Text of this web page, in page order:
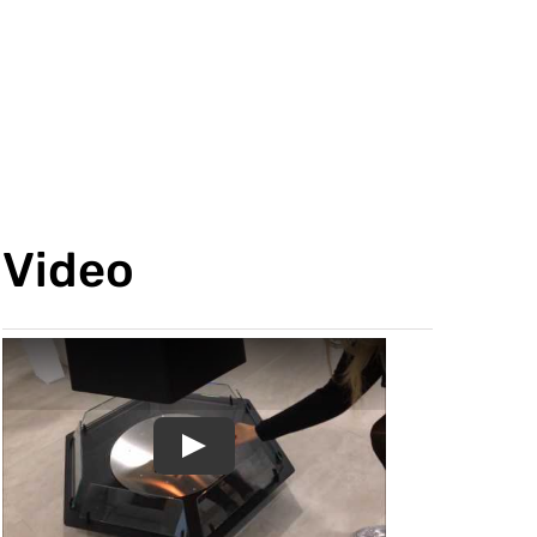
Video